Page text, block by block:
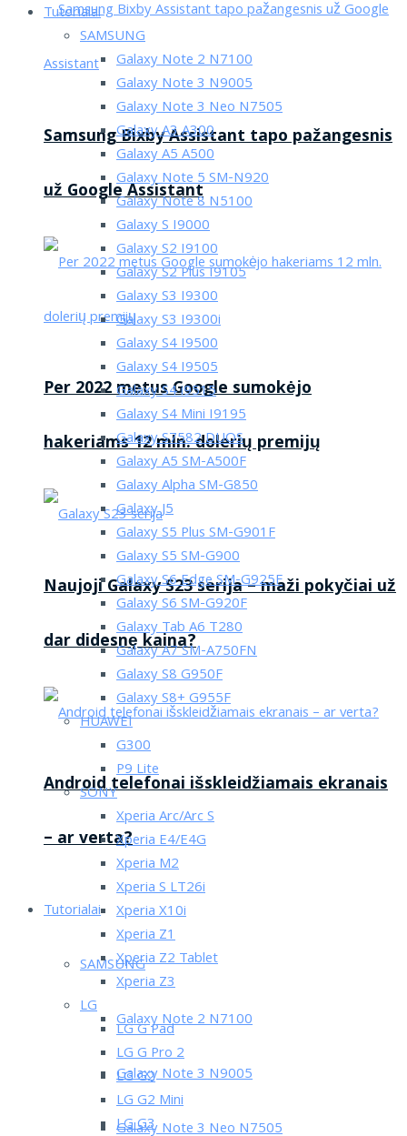
Samsung Bixby Assistant tapo pažangesnis
už Google Assistant
Per 2022 metus Google sumokėjo
hakeriams 12 mln. dolerių premijų
Naujoji Galaxy S23 serija – maži pokyčiai už
dar didesnę kaina?
Android telefonai išskleidžiamais ekranais
– ar verta?
Tutorialai
SAMSUNG
Galaxy Note 2 N7100
Galaxy Note 3 N9005
Galaxy Note 3 Neo N7505
Tutorialai
SAMSUNG
Galaxy Note 2 N7100
Galaxy Note 3 N9005
Galaxy Note 3 Neo N7505
Galaxy A3 A300
Galaxy A5 A500
Galaxy Note 5 SM-N920
Galaxy Note 8 N5100
Galaxy S I9000
Galaxy S2 I9100
Galaxy S2 Plus I9105
Galaxy S3 I9300
Galaxy S3 I9300i
Galaxy S4 I9500
Galaxy S4 I9505
Galaxy S4 i9515
Galaxy S4 Mini I9195
Galaxy S7582 DUOS
Galaxy A5 SM-A500F
Galaxy Alpha SM-G850
Galaxy J5
Galaxy S5 Plus SM-G901F
Galaxy S5 SM-G900
Galaxy S6 Edge SM-G925F
Galaxy S6 SM-G920F
Galaxy Tab A6 T280
Galaxy A7 SM-A750FN
Galaxy S8 G950F
Galaxy S8+ G955F
HUAWEI
G300
P9 Lite
SONY
Xperia Arc/Arc S
Xperia E4/E4G
Xperia M2
Xperia S LT26i
Xperia X10i
Xperia Z1
Xperia Z2 Tablet
Xperia Z3
LG
LG G Pad
LG G Pro 2
LG G2
LG G2 Mini
LG G3